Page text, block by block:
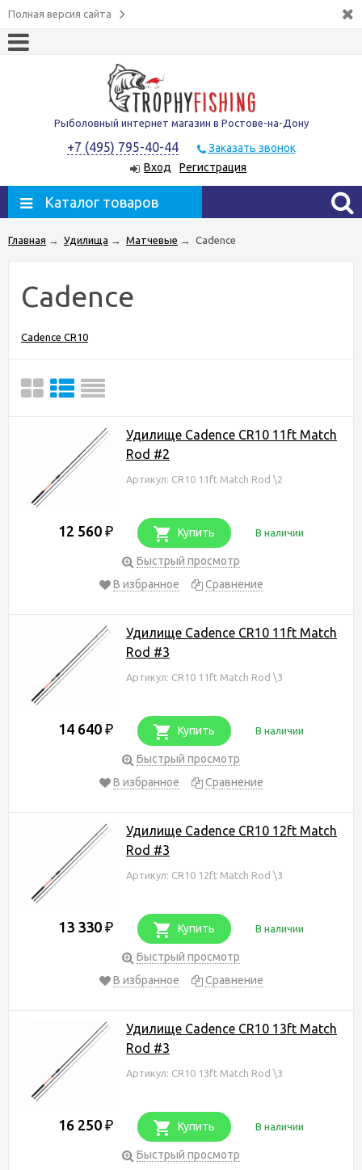
Полная версия сайта
Рыболовный интернет магазин в Ростове-на-Дону
+7 (495) 795-40-44
Заказать звонок
Вход
Регистрация
Каталог товаров
Главная → Удилища → Матчевые → Cadence
Cadence
Cadence CR10
Удилище Cadence CR10 11ft Match
Rod #2
Артикул: CR10 11ft Match Rod \2
12 560 ₽ Купить В наличии
Быстрый просмотр
В избранное
Сравнение
Удилище Cadence CR10 11ft Match
Rod #3
Артикул: CR10 11ft Match Rod \3
14 640 ₽ Купить В наличии
Быстрый просмотр
В избранное
Сравнение
Удилище Cadence CR10 12ft Match
Rod #3
Артикул: CR10 12ft Match Rod \3
13 330 ₽ Купить В наличии
Быстрый просмотр
В избранное
Сравнение
Удилище Cadence CR10 13ft Match
Rod #3
Артикул: CR10 13ft Match Rod \3
16 250 ₽ Купить В наличии
Быстрый просмотр